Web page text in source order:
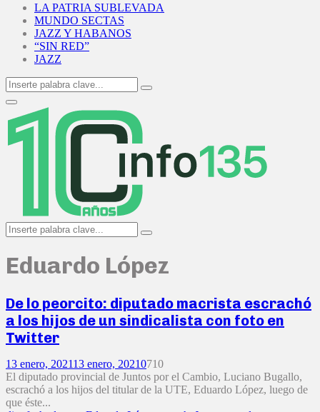
LA PATRIA SUBLEVADA
MUNDO SECTAS
JAZZ Y HABANOS
“SIN RED”
JAZZ
Search
for:
Search
Primary
Menu
Search
for:
Search
Eduardo López
De lo peorcito: diputado macrista escrachó
a los hijos de un sindicalista con foto en
Twitter
13 enero, 202113 enero, 20210710
El diputado provincial de Juntos por el Cambio, Luciano Bugallo,
escrachó a los hijos del titular de la UTE, Eduardo López, luego de
que éste...